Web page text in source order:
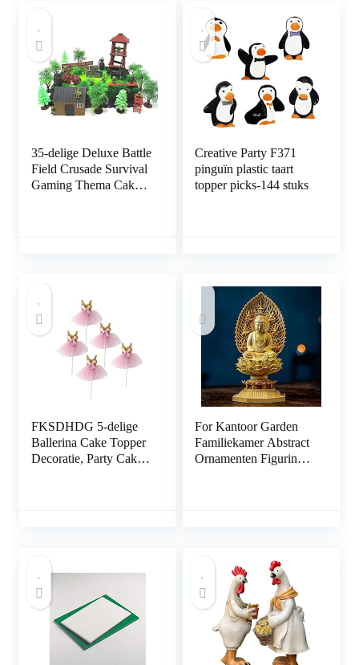
35-delige Deluxe Battle
Field Crusade Survival
Gaming Thema Cake
Creative Party F371
pinguïn plastic taart
topper picks-144 stuks
FKSDHDG 5-delige
Ballerina Cake Topper
Decoratie, Party Cake
For Kantoor Garden
Familiekamer Abstract
Ornamenten Figurines